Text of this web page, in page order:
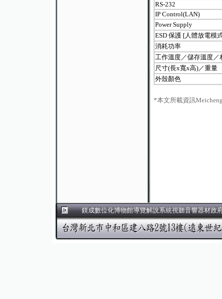
RS-232
IP Control(LAN)
Power Supply
ESD 保護 [人體放電模
消耗功率
工作溫度／儲存溫度／
尺寸(長x寬x高)／重量
外殼顏色
*本文所載資訊
鎂成數位化博物館導覽解說系統視聽音響器材政